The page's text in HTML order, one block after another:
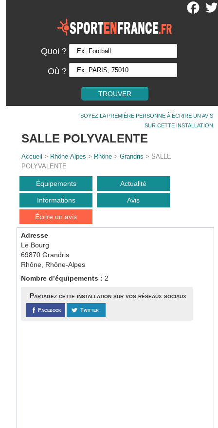
Quoi ?
Où ?
SOYEZ LA PREMIÈRE PERSONNE À ÉCRIRE UN AVIS
SUR CETTE INSTALLATION
SALLE POLYVALENTE
Accueil > Rhône-Alpes > Rhône >Grandris > SALLE
POLYVALENTE
Équipements Actualité
Informations Avis
Écrire un avis
Adresse
Le Bourg
69870 Grandris
Rhône, Rhône-Alpes
Nombre d’équipements : 2
Partagez cette installation sur vos réseaux sociaux
Facebook Twitter